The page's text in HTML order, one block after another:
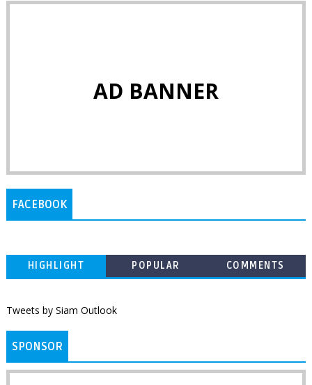
AD BANNER
FACEBOOK
HIGHLIGHT POPULAR COMMENTS
Tweets by Siam Outlook
SPONSOR